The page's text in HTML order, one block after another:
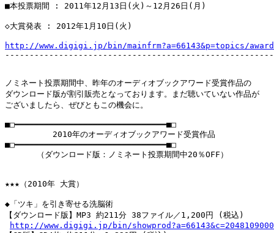
■本投票期間 : 2011年12月13日(火)～12月26日(月)
◇大賞発表 : 2012年1月10日(火)
http://www.digigi.jp/bin/mainfrm?a=66143&p=topics/
ノミネート投票期間中、昨年のオーディオブックアワード受賞作品の
ダウンロード版が割引販売となっております。まだ聴いていない作品が
ございましたら、ぜびともこの機会に。
■□━━━━━━━━━━━━━━━━━━━━━━━━━━━━━━━■□
2010年のオーディオブックアワード受賞作品
■□━━━━━━━━━━━━━━━━━━━━━━━━━━━━━━━■□
（ダウンロード版：ノミネート投票期間中20％OFF）
★★★（2010年 大賞）
◆「ツキ」を引き寄せる洗脳術
【ダウンロード版】MP3 約211分 38ファイル／1,200円 (税込)
http://www.digigi.jp/bin/